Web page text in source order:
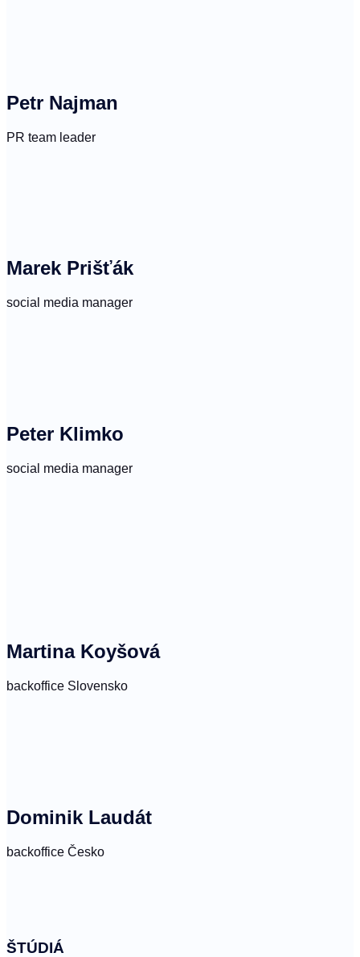
Petr Najman
PR team leader
Marek Prišťák
social media manager
Peter Klimko
social media manager
Martina Koyšová
backoffice Slovensko
Dominik Laudát
backoffice Česko
ŠTÚDIÁ